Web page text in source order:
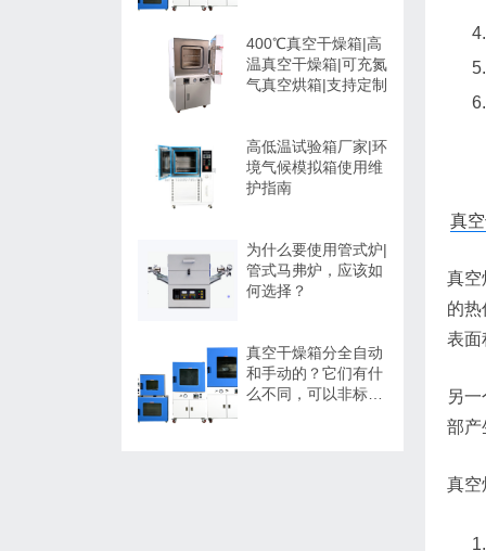
真
真空
的
表面
另
部产
真空
400℃真空干燥箱|高
温真空干燥箱|可充氮
气真空烘箱|支持定制
高低温试验箱厂家|环
境气候模拟箱使用维
护指南
为什么要使用管式炉|
管式马弗炉，应该如
何选择？
真空干燥箱分全自动
和手动的？它们有什
么不同，可以非标定